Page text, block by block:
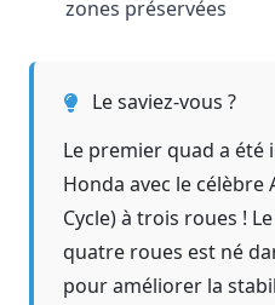
zones préservées
Le saviez-vous ?
Le premier quad a été
Honda avec le célèbre
Cycle) à trois roues !
quatre roues est né
pour améliorer la